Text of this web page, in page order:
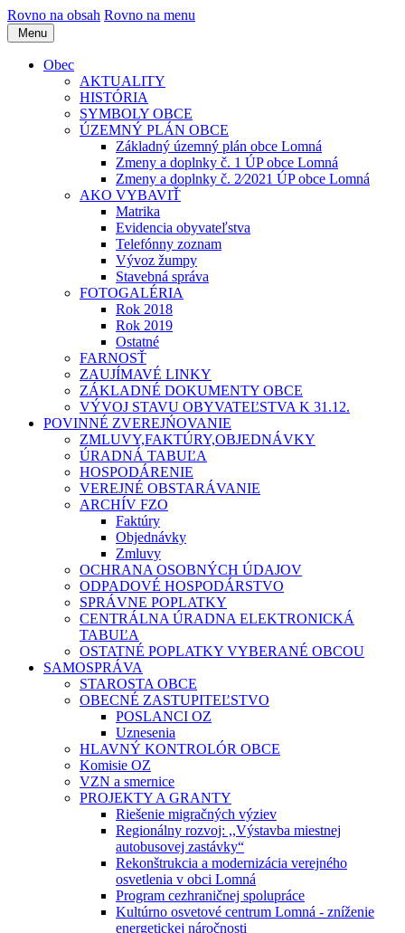
Rovno na obsah Rovno na menu
Menu
Obec
AKTUALITY
HISTÓRIA
SYMBOLY OBCE
ÚZEMNÝ PLÁN OBCE
Základný územný plán obce Lomná
Zmeny a doplnky č. 1 ÚP obce Lomná
Zmeny a doplnky č. 2⁄2021 ÚP obce Lomná
AKO VYBAVIŤ
Matrika
Evidencia obyvateľstva
Telefónny zoznam
Vývoz žumpy
Stavebná správa
FOTOGALÉRIA
Rok 2018
Rok 2019
Ostatné
FARNOSŤ
ZAUJÍMAVÉ LINKY
ZÁKLADNÉ DOKUMENTY OBCE
VÝVOJ STAVU OBYVATEĽSTVA K 31.12.
POVINNÉ ZVEREJŃOVANIE
ZMLUVY,FAKTÚRY,OBJEDNÁVKY
ÚRADNÁ TABUĽA
HOSPODÁRENIE
VEREJNÉ OBSTARÁVANIE
ARCHÍV FZO
Faktúry
Objednávky
Zmluvy
OCHRANA OSOBNÝCH ÚDAJOV
ODPADOVÉ HOSPODÁRSTVO
SPRÁVNE POPLATKY
CENTRÁLNA ÚRADNA ELEKTRONICKÁ
TABUĽA
OSTATNÉ POPLATKY VYBERANÉ OBCOU
SAMOSPRÁVA
STAROSTA OBCE
OBECNÉ ZASTUPITEĽSTVO
POSLANCI OZ
Uznesenia
HLAVNÝ KONTROLÓR OBCE
Komisie OZ
VZN a smernice
PROJEKTY A GRANTY
Riešenie migračných výziev
Regionálny rozvoj: ,,Výstavba miestnej
autobusovej zastávky“
Rekonštrukcia a modernizácia verejného
osvetlenia v obci Lomná
Program cezhraničnej spolupráce
Kultúrno osvetové centrum Lomná - zníženie
energetickej náročnosti